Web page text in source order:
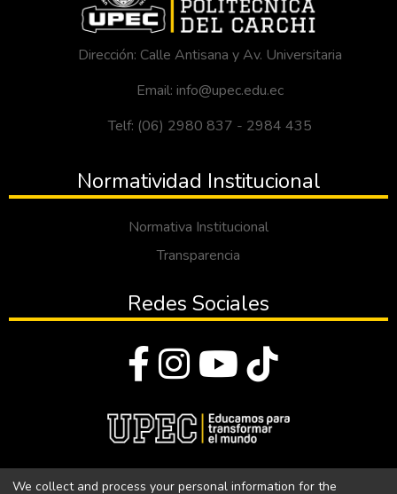
Dirección: Calle Antisana y Av. Universitaria
Email: info@upec.edu.ec
Telf: (06) 2980 837 - 2984 435
Normatividad Institucional
Normativa Institucional
Transparencia
Redes Sociales
We collect and process your personal information for the